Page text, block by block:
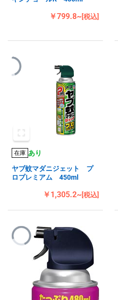
￥799.8~[税込]
在庫 あり
ヤブ蚊マダニジェット プ
ロプレミアム 450ml
￥1,305.2~[税込]